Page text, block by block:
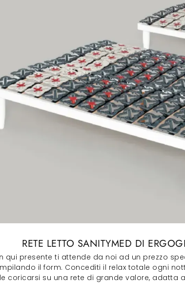
RETE LETTO SANITYMED DI
qui presente ti attende da noi ad un prezzo
il form. Concediti il relax totale ogni
coricarsi su una rete di grande valore,